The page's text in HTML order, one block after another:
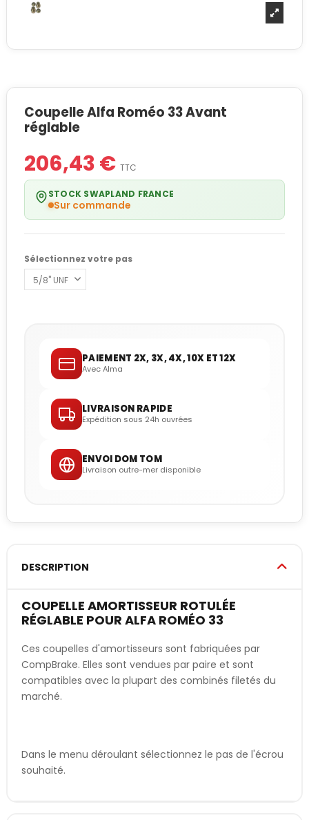
Coupelle Alfa Roméo 33 Avant
réglable
206,43 € TTC
STOCK SWAPLAND FRANCE
Sur commande
Sélectionnez votre pas
PAIEMENT 2X, 3X, 4X, 10X ET 12X
Avec Alma
LIVRAISON RAPIDE
Expédition sous 24h ouvrées
ENVOI DOM TOM
Livraison outre-mer disponible
DESCRIPTION
COUPELLE AMORTISSEUR ROTULÉE
RÉGLABLE POUR ALFA ROMÉO 33
Ces coupelles d'amortisseurs sont fabriquées par
CompBrake. Elles sont vendues par paire et sont
compatibles avec la plupart des combinés filetés du
marché.
Dans le menu déroulant sélectionnez le pas de l'écrou
souhaité.